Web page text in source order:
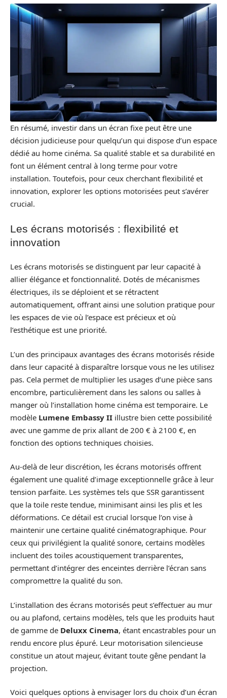
En résumé, investir dans un écran fixe peut être une
décision judicieuse pour quelqu’un qui dispose d’un espace
dédié au home cinéma. Sa qualité stable et sa durabilité en
font un élément central à long terme pour votre
installation. Toutefois, pour ceux cherchant flexibilité et
innovation, explorer les options motorisées peut s’avérer
crucial.
Les écrans motorisés : flexibilité et
innovation
Les écrans motorisés se distinguent par leur capacité à
allier élégance et fonctionnalité. Dotés de mécanismes
électriques, ils se déploient et se rétractent
automatiquement, offrant ainsi une solution pratique pour
les espaces de vie où l’espace est précieux et où
l’esthétique est une priorité.
L’un des principaux avantages des écrans motorisés réside
dans leur capacité à disparaître lorsque vous ne les utilisez
pas. Cela permet de multiplier les usages d’une pièce sans
encombre, particulièrement dans les salons ou salles à
manger où l’installation home cinéma est temporaire. Le
modèle Lumene Embassy II illustre bien cette possibilité
avec une gamme de prix allant de 200 € à 2100 €, en
fonction des options techniques choisies.
Au-delà de leur discrétion, les écrans motorisés offrent
également une qualité d’image exceptionnelle grâce à leur
tension parfaite. Les systèmes tels que SSR garantissent
que la toile reste tendue, minimisant ainsi les plis et les
déformations. Ce détail est crucial lorsque l’on vise à
maintenir une certaine qualité cinématographique. Pour
ceux qui privilégient la qualité sonore, certains modèles
incluent des toiles acoustiquement transparentes,
permettant d’intégrer des enceintes derrière l’écran sans
compromettre la qualité du son.
L’installation des écrans motorisés peut s’effectuer au mur
ou au plafond, certains modèles, tels que les produits haut
de gamme de Deluxx Cinema, étant encastrables pour un
rendu encore plus épuré. Leur motorisation silencieuse
constitue un atout majeur, évitant toute gêne pendant la
projection.
Voici quelques options à envisager lors du choix d’un écran